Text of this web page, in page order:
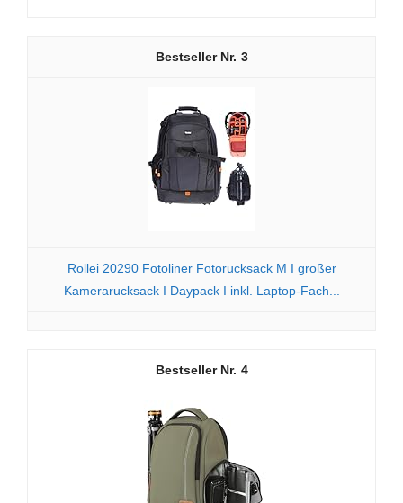
3
Rollei 20290 Fotoliner Fotorucksack M I großer
Kamerarucksack I Daypack I inkl. Laptop-Fach...
4